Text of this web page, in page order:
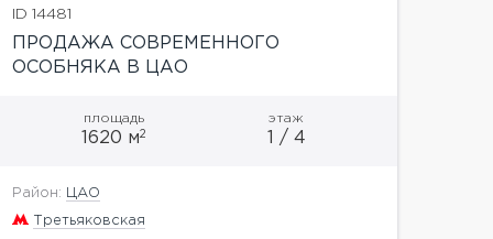
ID 14481
ПРОДАЖА СОВРЕМЕННОГО
ОСОБНЯКА В ЦАО
площадь
1620 м2
этаж
1 / 4
Район: ЦАО
Третьяковская